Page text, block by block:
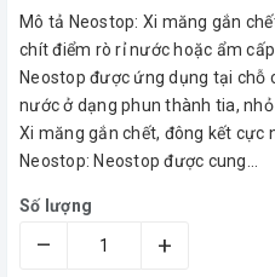
Mô tả Neostop: Xi măng gắn
chít điểm rò rỉ nước hoặc ẩm
Neostop được ứng dụng tại chỗ
nước ở dạng phun thành tia,
Xi măng gắn chết, đông kết cực
Neostop: Neostop được cung...
Số lượng
– +